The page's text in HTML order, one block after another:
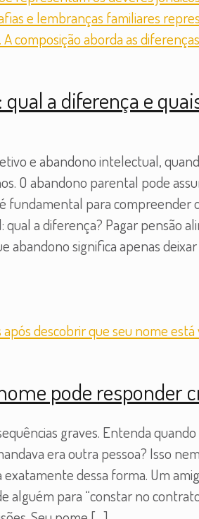
a diferença e
e abandono intelectual,
O abandono parental pode
fundamental para compreender
a diferença? Pagar pensão
abandono significa apenas
pode responder
graves. Entenda
era outra pessoa? Isso
dessa forma. Um
alguém para “constar no